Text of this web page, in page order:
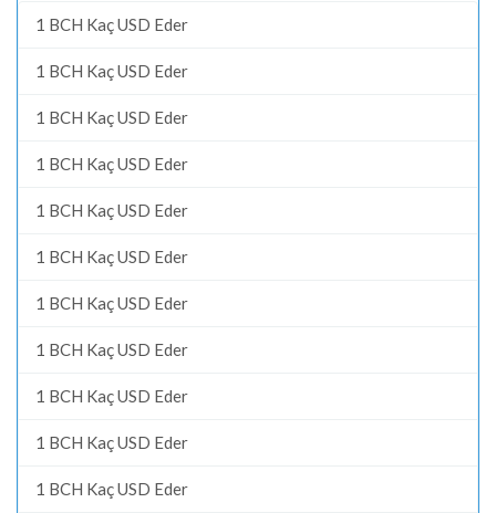
1 BCH Kaç USD Eder
1 BCH Kaç USD Eder
1 BCH Kaç USD Eder
1 BCH Kaç USD Eder
1 BCH Kaç USD Eder
1 BCH Kaç USD Eder
1 BCH Kaç USD Eder
1 BCH Kaç USD Eder
1 BCH Kaç USD Eder
1 BCH Kaç USD Eder
1 BCH Kaç USD Eder